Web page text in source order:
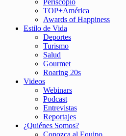
Periscopio
TOP+América
Awards of Happiness
Estilo de Vida
Deportes
Turismo
Salud
Gourmet
Roaring 20s
Videos
Webinars
Podcast
Entrevistas
Reportajes
¿Quiénes Somos?
Conozca al Equipo